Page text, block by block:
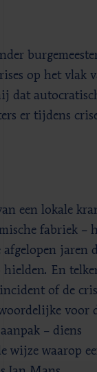
op het vlak
dat
er tijdens
een lokale
fabriek –
jaren
hielden. En
of de
voor
– diens
wijze waarop